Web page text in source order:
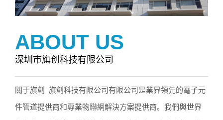
ABOUT US
深圳市旗创科技有限公司
關于旗創 旗創科技有限公司有限公司是業界領先的電子元
件管道提供商和專業物聯網解決方案提供商。我們與世界